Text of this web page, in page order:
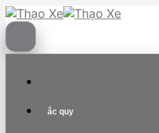
Skip
to
content
ắc quy